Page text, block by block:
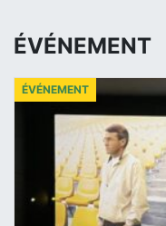
ÉVÉNEMENT
ÉVÉNEMENT